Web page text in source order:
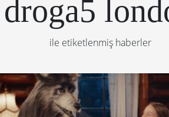
droga5
ile etiketlenmiş haberler